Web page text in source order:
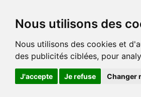
Nous utilisons des
Nous utilisons des cookies et
des publicités ciblées, pour
J'accepte Je refuse Changer